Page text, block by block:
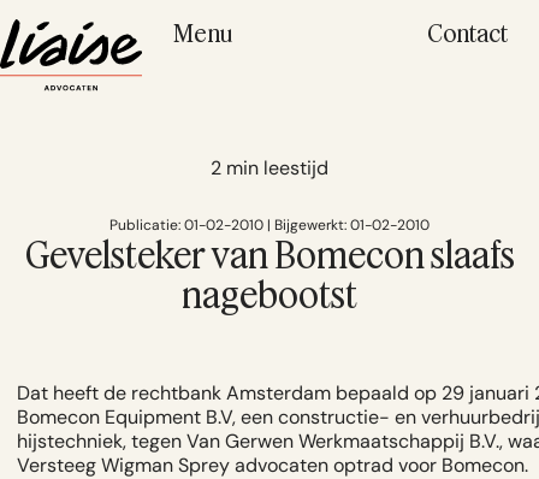
Menu Contact
2 min leestijd
Publicatie: 01-02-2010 | Bijgewerkt: 01-02-2010
Gevelsteker van Bomecon slaafs
nagebootst
Dat heeft de rechtbank Amsterdam bepaald op 29 januari
Bomecon Equipment B.V, een constructie- en
hijstechniek, tegen Van Gerwen Werkmaatschappij B.V.,
Versteeg Wigman Sprey advocaten optrad voor Bomecon.